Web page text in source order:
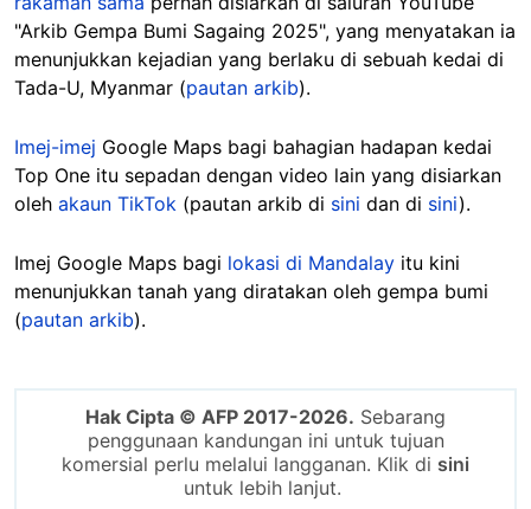
"Arkib Gempa Bumi Sagaing 2025", yang menyatakan ia
menunjukkan kejadian yang berlaku di sebuah kedai di
Tada-U, Myanmar (pautan arkib).
Imej-imej Google Maps bagi bahagian hadapan kedai
Top One itu sepadan dengan video lain yang disiarkan
oleh akaun TikTok (pautan arkib di sini dan di sini).
Imej Google Maps bagi lokasi di Mandalay itu kini
menunjukkan tanah yang diratakan oleh gempa bumi
(pautan arkib).
Hak Cipta © AFP 2017-2026. Sebarang
penggunaan kandungan ini untuk tujuan
komersial perlu melalui langganan. Klik di sini
untuk lebih lanjut.